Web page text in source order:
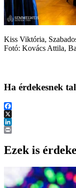
Kiss Viktória,
Fotó: Kovács Attila,
Ha érdekesnek
Facebook
X
LinkedIn
Ezek is